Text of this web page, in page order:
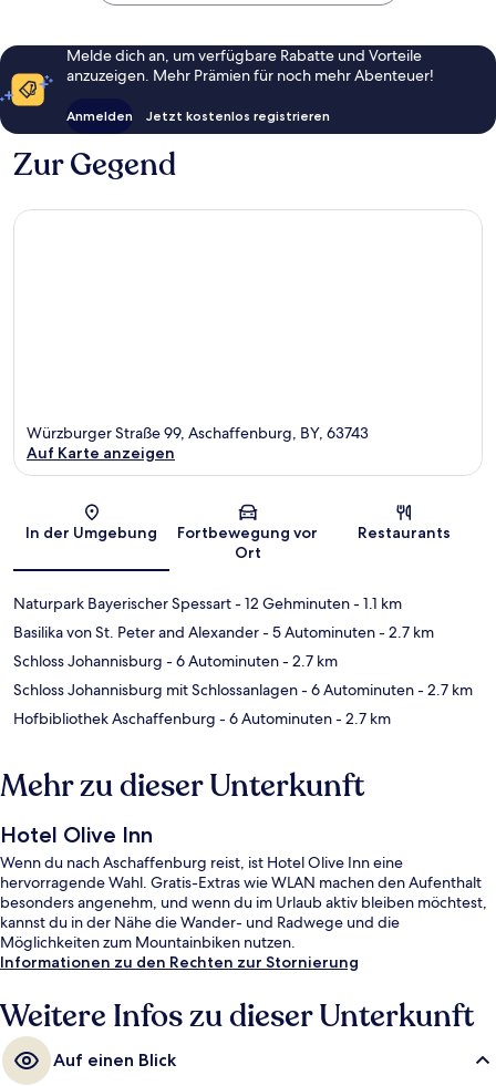
Melde dich an, um verfügbare Rabatte und Vorteile
anzuzeigen. Mehr Prämien für noch mehr Abenteuer!
Anmelden Jetzt kostenlos registrieren
Zur Gegend
Karte
Würzburger Straße 99, Aschaffenburg, BY, 63743
Auf Karte anzeigen
In der Umgebung
Fortbewegung vor
Ort
Restaurants
Naturpark Bayerischer Spessart- 12 Gehminuten- 1.1 km
Basilika von St. Peter and Alexander- 5 Autominuten- 2.7 km
Schloss Johannisburg - 6 Autominuten- 2.7 km
Schloss Johannisburg mit Schlossanlagen- 6 Autominuten- 2.7 km
Hofbibliothek Aschaffenburg - 6 Autominuten- 2.7 km
Mehr zu dieser Unterkunft
Hotel Olive Inn
Wenn du nach Aschaffenburg reist, ist Hotel Olive Inn eine
hervorragende Wahl. Gratis-Extras wie WLAN machen den Aufenthalt
besonders angenehm, und wenn du im Urlaub aktiv bleiben möchtest,
kannst du in der Nähe die Wander- und Radwege und die
Möglichkeiten zum Mountainbiken nutzen.
Informationen zu den Rechten zur Stornierung
Weitere Infos zu dieser Unterkunft
Auf einen Blick